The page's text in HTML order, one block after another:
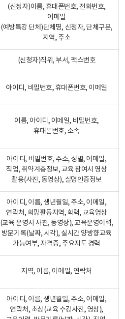
(신청자)이름, 휴대폰번호, 전화번호,
이메일
(예방특강 단체)단체명, 신청자, 단체구분,
지역, 주소
(신청자)직위, 부서, 팩스번호
아이디, 비밀번호, 휴대폰번호, 이메일
이름, 아이디, 이메일, 비밀번호,
휴대폰번호, 소속
아이디, 비밀번호, 주소, 성별, 이메일,
직업, 취약계층정보, 교육 참여시 영상
촬용(사진, 동영상), 실명인증정보
아이디, 이름, 생년월일, 주소, 이메일,
연락처, 희망활동지역, 학력, 교육영상
(교육 운영시 사진, 동영상), 교육운영이력,
방문기록(날짜, 시각), 실시간 양방향교육
가능여부, 자격증, 주요지도 경력
지역, 이름, 이메일, 연락처
아이디, 이름, 생년월일, 주소, 이메일,
연락처, 초상(교육 수강사진, 영상),